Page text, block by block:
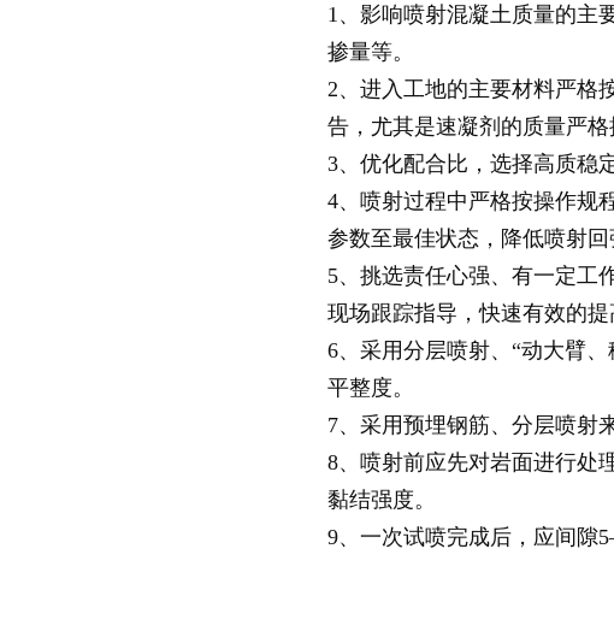
1、影响喷射混凝土质量的主
掺量等。
2、进入工地的主要材料严格
告，尤其是速凝剂的质量严格
3、优化配合比，选择高质稳
4、喷射过程中严格按操作规
参数至最佳状态，降低喷射回
5、挑选责任心强、有一定工
现场跟踪指导，快速有效的提
6、采用分层喷射、“动大臂
平整度。
7、采用预埋钢筋、分层喷射
8、喷射前应先对岩面进行处
黏结强度。
9、一次试喷完成后，应间隙